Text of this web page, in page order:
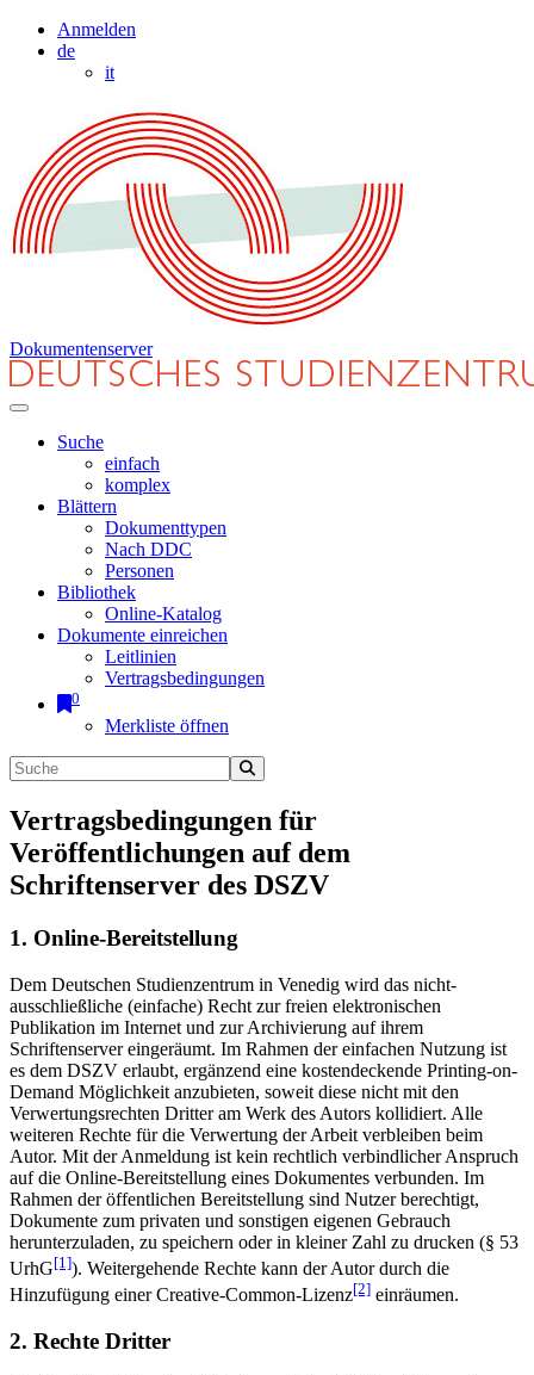
Anmelden
de
it
Dokumentenserver
Suche
einfach
komplex
Blättern
Dokumenttypen
Nach DDC
Personen
Bibliothek
Online-Katalog
Dokumente einreichen
Leitlinien
Vertragsbedingungen
0
Merkliste öffnen
Vertragsbedingungen für
Veröffentlichungen auf dem
Schriftenserver des DSZV
1. Online-Bereitstellung
Dem Deutschen Studienzentrum in Venedig wird das nicht-
ausschließliche (einfache) Recht zur freien elektronischen
Publikation im Internet und zur Archivierung auf ihrem
Schriftenserver eingeräumt. Im Rahmen der einfachen Nutzung ist
es dem DSZV erlaubt, ergänzend eine kostendeckende Printing-on-
Demand Möglichkeit anzubieten, soweit diese nicht mit den
Verwertungsrechten Dritter am Werk des Autors kollidiert. Alle
weiteren Rechte für die Verwertung der Arbeit verbleiben beim
Autor. Mit der Anmeldung ist kein rechtlich verbindlicher Anspruch
auf die Online-Bereitstellung eines Dokumentes verbunden. Im
Rahmen der öffentlichen Bereitstellung sind Nutzer berechtigt,
Dokumente zum privaten und sonstigen eigenen Gebrauch
herunterzuladen, zu speichern oder in kleiner Zahl zu drucken (§ 53
UrhG[1]). Weitergehende Rechte kann der Autor durch die
Hinzufügung einer Creative-Common-Lizenz[2] einräumen.
2. Rechte Dritter